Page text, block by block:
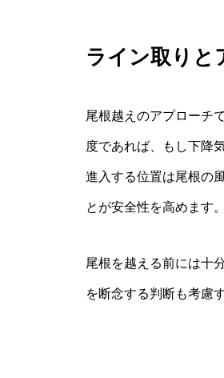
ライン取りと
尾根越えのアプローチ
度であれば、もし下降
進入する位置は尾根の
とが安全性を高めます。
尾根を越える前には十
を断念する判断も考慮